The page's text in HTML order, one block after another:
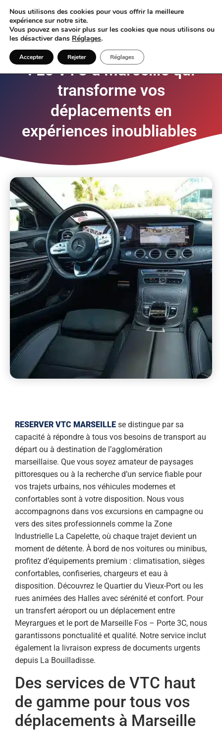
RESERVER VTC MARSEILLE
: Le VTC à Marseille qui
transforme vos
déplacements en
expériences inoubliables
RESERVER VTC MARSEILLE se distingue par sa
capacité à répondre à tous vos besoins de transport au
départ ou à destination de l’agglomération
marseillaise. Que vous soyez amateur de paysages
pittoresques ou à la recherche d’un service fiable pour
vos trajets urbains, nos véhicules modernes et
confortables sont à votre disposition. Nous vous
accompagnons dans vos excursions en campagne ou
vers des sites professionnels comme la Zone
Industrielle La Capelette, où chaque trajet devient un
moment de détente. À bord de nos voitures ou minibus,
profitez d’équipements premium : climatisation, sièges
confortables, confiseries, chargeurs et eau à
disposition. Découvrez le Quartier du Vieux-Port ou les
rues animées des Halles avec sérénité et confort. Pour
un transfert aéroport ou un déplacement entre
Meyrargues et le port de Marseille Fos – Porte 3C, nous
garantissons ponctualité et qualité. Notre service inclut
également la livraison express de documents urgents
depuis La Bouilladisse.
Des services de VTC haut
de gamme pour tous vos
déplacements à Marseille
Nous utilisons des cookies pour vous offrir la meilleure
expérience sur notre site.
Vous pouvez en savoir plus sur les cookies que nous utilisons ou
les désactiver dans Réglages.
Accepter Rejeter Réglages